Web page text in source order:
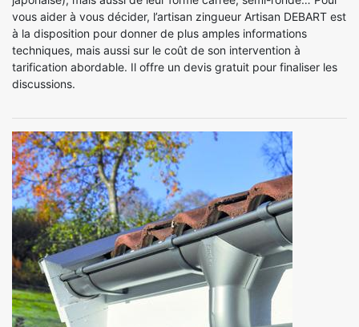
vous aider à vous décider, l’artisan zingueur Artisan DEBART est
à la disposition pour donner de plus amples informations
techniques, mais aussi sur le coût de son intervention à
tarification abordable. Il offre un devis gratuit pour finaliser les
discussions.